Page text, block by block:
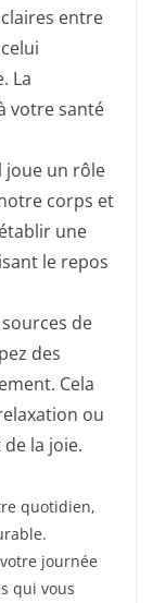
entre
La
votre santé
joue un rôle
corps et
une
le repos
de
des
Cela
ou
la joie.
quotidien,
journée
qui vous